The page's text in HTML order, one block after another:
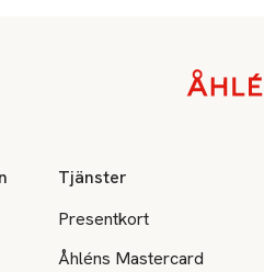
Tjänster
Presentkort
Åhléns Mastercard